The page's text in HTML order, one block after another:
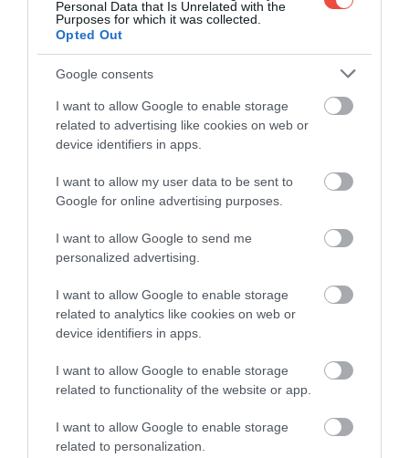
Personal Data that Is Unrelated with the
Purposes for which it was collected.
Opted Out
Google consents
I want to allow Google to enable storage
related to advertising like cookies on web or
device identifiers in apps.
I want to allow my user data to be sent to
Google for online advertising purposes.
I want to allow Google to send me
personalized advertising.
I want to allow Google to enable storage
related to analytics like cookies on web or
device identifiers in apps.
I want to allow Google to enable storage
related to functionality of the website or app.
I want to allow Google to enable storage
related to personalization.
Peștera a fost descoperită în 1928 de speologul
amator Leo Lambert, care a numit cascada după
Explorarea sitului s-a dovedit a fi o
sarcină dificilă,
deoarece singura modalitate de a
îngust. Peștera a fost modelată de milioane de ani
de eroziune. Acțiunea constantă și forța apei care se